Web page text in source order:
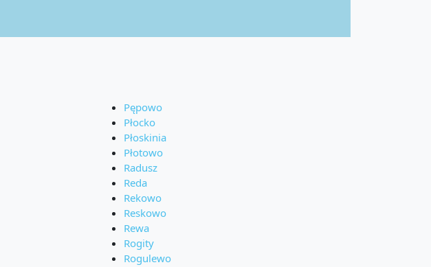
Pępowo
Płocko
Płoskinia
Płotowo
Radusz
Reda
Rekowo
Reskowo
Rewa
Rogity
Rogulewo